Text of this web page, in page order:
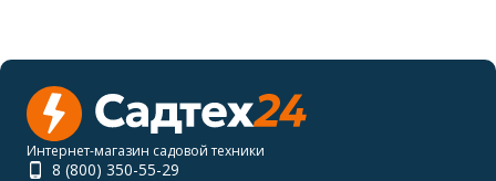
Интернет-магазин садовой техники
8 (800) 350-55-29